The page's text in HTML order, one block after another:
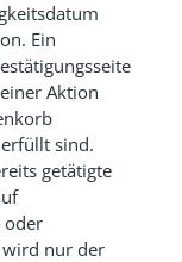
Ein
Aktion
sind.
getätigte
oder
wird nur der